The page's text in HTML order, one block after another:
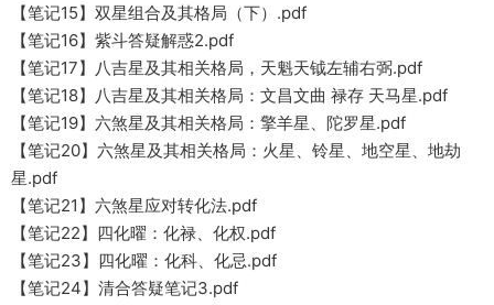
【笔记15】双星组合及其格局（下）.pdf
【笔记16】紫斗答疑解惑2.pdf
【笔记17】八吉星及其相关格局，天魁天钺左辅右弼.pdf
【笔记18】八吉星及其相关格局：文昌文曲 禄存 天马星.pdf
【笔记19】六煞星及其相关格局：擎羊星、陀罗星.pdf
【笔记20】六煞星及其相关格局：火星、铃星、地空星、地劫
星.pdf
【笔记21】六煞星应对转化法.pdf
【笔记22】四化曜：化禄、化权.pdf
【笔记23】四化曜：化科、化忌.pdf
【笔记24】清合答疑笔记3.pdf